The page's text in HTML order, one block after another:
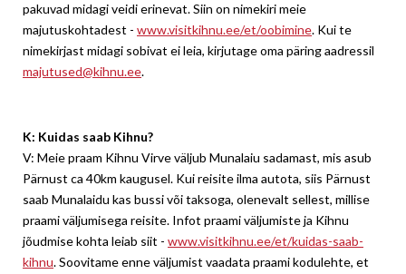
pakuvad midagi veidi erinevat. Siin on nimekiri meie
majutuskohtadest - www.visitkihnu.ee/et/oobimine. Kui te
nimekirjast midagi sobivat ei leia, kirjutage oma päring aadressil
majutused@kihnu.ee.
K: Kuidas saab Kihnu?
V: Meie praam Kihnu Virve väljub Munalaiu sadamast, mis asub
Pärnust ca 40km kaugusel. Kui reisite ilma autota, siis Pärnust
saab Munalaidu kas bussi või taksoga, olenevalt sellest, millise
praami väljumisega reisite. Infot praami väljumiste ja Kihnu
jõudmise kohta leiab siit - www.visitkihnu.ee/et/kuidas-saab-
kihnu. Soovitame enne väljumist vaadata praami kodulehte, et